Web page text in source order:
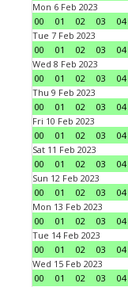
Mon 6 Feb 2023
00
01 02 03 04
Tue 7 Feb 2023
00
01 02 03 04
Wed 8 Feb 2023
00
01 02 03 04
Thu 9 Feb 2023
00
01 02 03 04
Fri 10 Feb 2023
00
01 02 03 04
Sat 11 Feb 2023
00
01 02 03 04
Sun 12 Feb 2023
00
01 02 03 04
Mon 13 Feb 2023
00
01 02 03 04
Tue 14 Feb 2023
00
01 02 03 04
Wed 15 Feb 2023
00
01 02 03 04